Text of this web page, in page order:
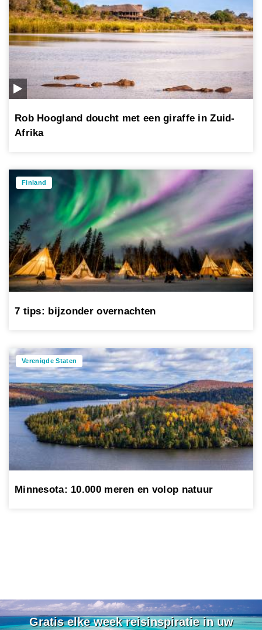
Rob Hoogland doucht met een giraffe in Zuid-
Afrika
Finland
7 tips: bijzonder overnachten
Verenigde Staten
Minnesota: 10.000 meren en volop natuur
Gratis elke week reisinspiratie in uw